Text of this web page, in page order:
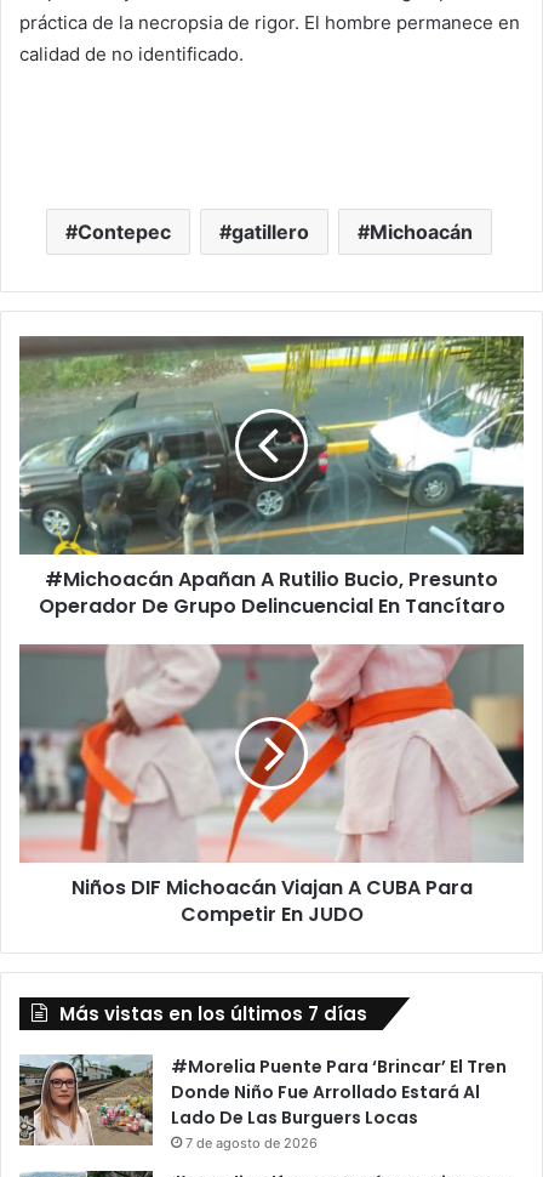
práctica de la necropsia de rigor. El hombre permanece en
calidad de no identificado.
Contepec gatillero Michoacán
#Michoacán
Apañan
A
Rutilio
Bucio,
Presunto
Operador
De
Grupo
Delincuencial
#Michoacán Apañan A Rutilio Bucio, Presunto
Operador De Grupo Delincuencial En Tancítaro
Niños
Viajan
A
CUBA
Para
Competir
En
Niños DIF Michoacán Viajan A CUBA Para
Competir En JUDO
Más vistas en los últimos 7 días
#Morelia Puente Para ‘Brincar’ El Tren
Donde Niño Fue Arrollado Estará Al
Lado De Las Burguers Locas
7 de agosto de 2026